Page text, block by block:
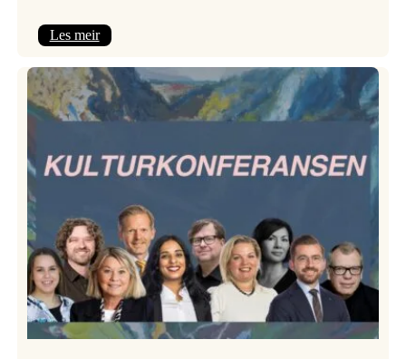
Les meir:
Service
–
Jazzlinja
turné!